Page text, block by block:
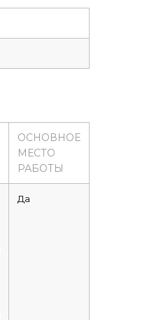
ОСНОВНОЕ
МЕСТО
РАБОТЫ
Да